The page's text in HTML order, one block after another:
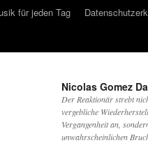
für jeden Tag
Nicolas Gomez
Der Reaktionär strebt
vergebliche
Vergangenheit an,
unwahrscheinlichen